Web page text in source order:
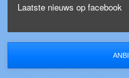
Laatste nieuws op facebook
ANBI